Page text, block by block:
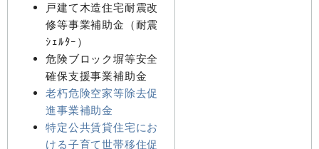
戸建て木造住宅耐震改
修等事業補助金（耐震
ｼｪﾙﾀｰ）
危険ブロック塀等安全
確保支援事業補助金
老朽危険空家等除去促
進事業補助金
特定公共賃貸住宅にお
ける子育て世帯移住促